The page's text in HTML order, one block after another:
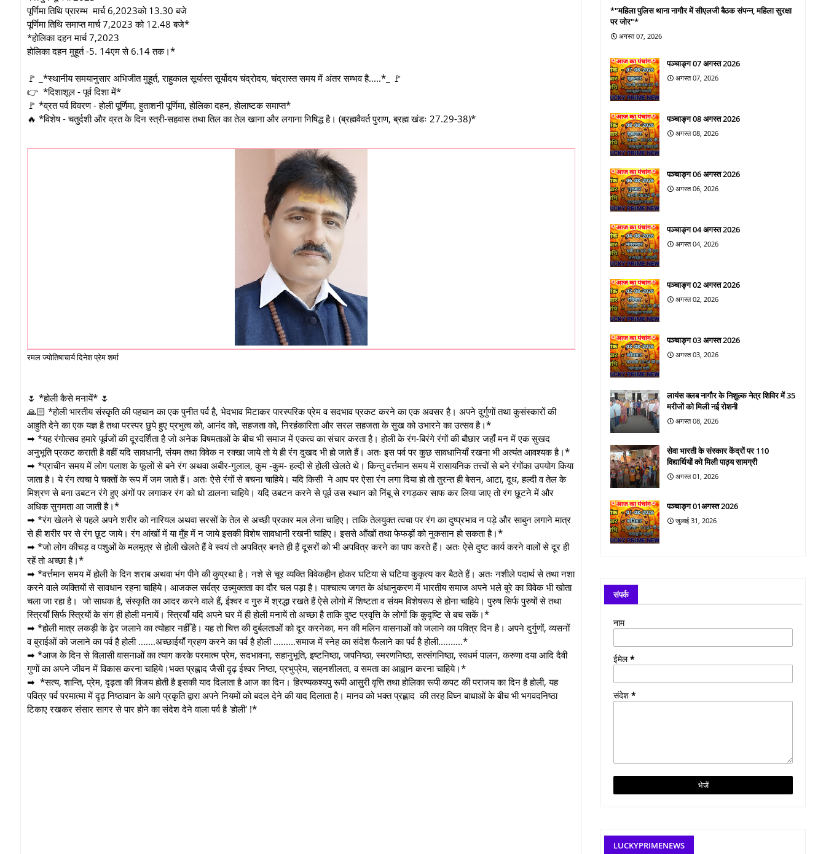
पूर्णिमा तिथि प्रारम्भ मार्च 6,2023को 13.30 बजे
पूर्णिमा तिथि समाप्त मार्च 7,2023 को 12.48 बजे*
*होलिका दहन मार्च 7,2023
होलिका दहन मुहूर्त -5. 14एम से 6.14 तक।*
🚩 _*स्थानीय समयानुसार अभिजीत मुहूर्त, राहुकाल सूर्यास्त सूर्योदय चंद्रोदय, चंद्रास्त समय में अंतर सम्भव है.....*_ 🚩
👉 *दिशाशूल - पूर्व दिशा में*
🚩 *व्रत पर्व विवरण - होली पूर्णिमा, हुताशनी पूर्णिमा, होलिका दहन, होलाष्टक समाप्त*
🔥 *विशेष - चतुर्दशी और व्रत के दिन स्त्री-सहवास तथा तिल का तेल खाना और लगाना निषिद्ध है। (ब्रह्मवैवर्त पुराण, ब्रह्म खंडः 27.29-38)*
रमल ज्योतिषाचार्य दिनेश प्रेम शर्मा
🌷 *होली कैसे मनायें* 🌷
🙏🏻 *होली भारतीय संस्कृति की पहचान का एक पुनीत पर्व है, भेदभाव मिटाकर पारस्परिक प्रेम व सदभाव प्रकट करने का एक अवसर है। अपने दुर्गुणों तथा कुसंस्कारों की
आहुति देने का एक यज्ञ है तथा परस्पर छुपे हुए प्रभुत्व को, आनंद को, सहजता को, निरहंकारिता और सरल सहजता के सुख को उभारने का उत्सव है।*
➡ *यह रंगोत्सव हमारे पूर्वजों की दूरदर्शिता है जो अनेक विषमताओं के बीच भी समाज में एकत्व का संचार करता है। होली के रंग-बिरंगे रंगों की बौछार जहाँ मन में एक सुखद
अनुभूति प्रकट कराती है वहीं यदि सावधानी, संयम तथा विवेक न रक्खा जाये तो ये ही रंग दुखद भी हो जाते हैं। अतः इस पर्व पर कुछ सावधानियाँ रखना भी अत्यंत आवश्यक है।*
➡ *प्राचीन समय में लोग पलाश के फूलों से बने रंग अथवा अबीर-गुलाल, कुम -कुम- हल्दी से होली खेलते थे। किन्तु वर्त्तमान समय में रासायनिक तत्त्वों से बने रंगोंका उपयोग किया
जाता है। ये रंग त्वचा पे चक्तों के रूप में जम जाते हैं। अतः ऐसे रंगों से बचना चाहिये। यदि किसी ने आप पर ऐसा रंग लगा दिया हो तो तुरन्त ही बेसन, आटा, दूध, हल्दी व तेल के
मिश्रण से बना उबटन रंगे हुए अंगों पर लगाकर रंग को धो डालना चाहिये। यदि उबटन करने से पूर्व उस स्थान को निंबू से रगड़कर साफ कर लिया जाए तो रंग छूटने में और
अधिक सुगमता आ जाती है।*
➡ *रंग खेलने से पहले अपने शरीर को नारियल अथवा सरसों के तेल से अच्छी प्रकार मल लेना चाहिए। ताकि तेलयुक्त त्वचा पर रंग का दुष्प्रभाव न पड़े और साबुन लगाने मात्र
से ही शरीर पर से रंग छूट जाये। रंग आंखों में या मुँह में न जाये इसकी विशेष सावधानी रखनी चाहिए। इससे आँखों तथा फेफड़ों को नुकसान हो सकता है।*
➡ *जो लोग कीचड़ व पशुओं के मलमूत्र से होली खेलते हैं वे स्वयं तो अपवित्र बनते ही हैं दूसरों को भी अपवित्र करने का पाप करते हैं। अतः ऐसे दुष्ट कार्य करने वालों से दूर ही
रहें तो अच्छा है।*
➡ *वर्त्तमान समय में होली के दिन शराब अथवा भंग पीने की कुप्रथा है। नशे से चूर व्यक्ति विवेकहीन होकर घटिया से घटिया कुकृत्य कर बैठते हैं। अतः नशीले पदार्थ से तथा नशा
करने वाले व्यक्तियों से सावधान रहना चाहिये। आजकल सर्वत्र उन्न्मुक्तता का दौर चल पड़ा है। पाश्चात्य जगत के अंधानुकरण में भारतीय समाज अपने भले बुरे का विवेक भी खोता
चला जा रहा है। जो साधक है, संस्कृति का आदर करने वाले हैं, ईश्वर व गुरु में श्रद्धा रखते हैं ऐसे लोगो में शिष्टता व संयम विशेषरूप से होना चाहिये। पुरुष सिर्फ पुरुषों से तथा
स्त्रियाँ सिर्फ स्त्रियों के संग ही होली मनायें। स्त्रियाँ यदि अपने घर में ही होली मनायें तो अच्छा है ताकि दुष्ट प्रवृत्ति के लोगों कि कुदृष्टि से बच सकें।*
➡ *होली मात्र लकड़ी के ढ़ेर जलाने का त्योहार नहीँ है। यह तो चित्त की दुर्बलताओं को दूर करनेका, मन की मलिन वासनाओं को जलाने का पवित्र दिन है। अपने दुर्गुणों, व्यसनों
व बुराईओं को जलाने का पर्व है होली .......अच्छाईयाँ ग्रहण करने का पर्व है होली .........समाज में स्नेह का संदेश फैलाने का पर्व है होली..........*
➡ *आज के दिन से विलासी वासनाओं का त्याग करके परमात्म प्रेम, सदभावना, सहानुभूति, इष्टनिष्ठा, जपनिष्ठा, स्मरणनिष्ठा, सत्संगनिष्ठा, स्वधर्म पालन, करुणा दया आदि दैवी
गुणों का अपने जीवन में विकास करना चाहिये।भक्त प्रह्लाद जैसी दृढ़ ईश्वर निष्ठा, प्रभुप्रेम, सहनशीलता, व समता का आह्वान करना चाहिये।*
➡ *सत्य, शान्ति, प्रेम, दृढ़ता की विजय होती है इसकी याद दिलाता है आज का दिन। हिरण्यकश्यपु रूपी आसुरी वृत्ति तथा होलिका रूपी कपट की पराजय का दिन है होली, यह
पवित्र पर्व परमात्मा में दृढ़ निष्ठावान के आगे प्रकृति द्वारा अपने नियमों को बदल देने की याद दिलाता है। मानव को भक्त प्रह्लाद की तरह विघ्न बाधाओं के बीच भी भगवदनिष्ठा
टिकाए रखकर संसार सागर से पार होने का संदेश देने वाला पर्व है 'होली' !*
*"महिला पुलिस थाना नागौर में सीएलजी बैठक संपन्न, महिला सुरक्षा
पर जोर"*
अगस्त 07, 2026
पञ्चाङ्ग 07 अगस्त 2026
अगस्त 07, 2026
पञ्चाङ्ग 08 अगस्त 2026
अगस्त 08, 2026
पञ्चाङ्ग 06 अगस्त 2026
अगस्त 06, 2026
पञ्चाङ्ग 04 अगस्त 2026
अगस्त 04, 2026
पञ्चाङ्ग 02 अगस्त 2026
अगस्त 02, 2026
पञ्चाङ्ग 03 अगस्त 2026
अगस्त 03, 2026
लायंस क्लब नागौर के निशुल्क नेत्र शिविर में 35
मरीजों को मिली नई रोशनी
अगस्त 08, 2026
सेवा भारती के संस्कार केंद्रों पर 110
विद्यार्थियों को मिली पाठ्य सामग्री
अगस्त 01, 2026
पञ्चाङ्ग 01अगस्त 2026
जुलाई 31, 2026
संपर्क
नाम
ईमेल*
संदेश*
LUCKYPRIMENEWS